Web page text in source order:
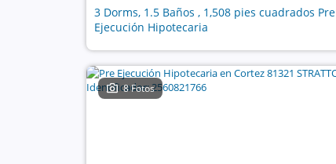
3 Dorms, 1.5 Baños , 1,508 pies cuadrados Pre
Ejecución Hipotecaria
8 Fotos